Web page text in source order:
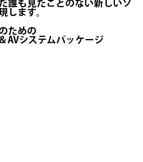
誰も見たことのない新しいソ
します。
ための
AVシステムパッケージ